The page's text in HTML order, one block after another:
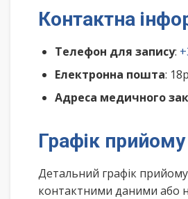
Контактна
Телефон для запису:
Електронна пошта:
Адреса медичного
Графік прийому
Детальний графік
контактними даними або